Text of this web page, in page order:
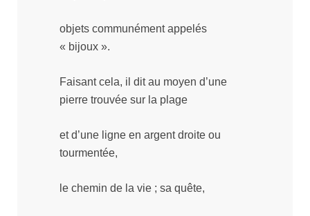
objets communément appelés
« bijoux ».
Faisant cela, il dit au moyen d’une
pierre trouvée sur la plage
et d’une ligne en argent droite ou
tourmentée,
le chemin de la vie ; sa quête,